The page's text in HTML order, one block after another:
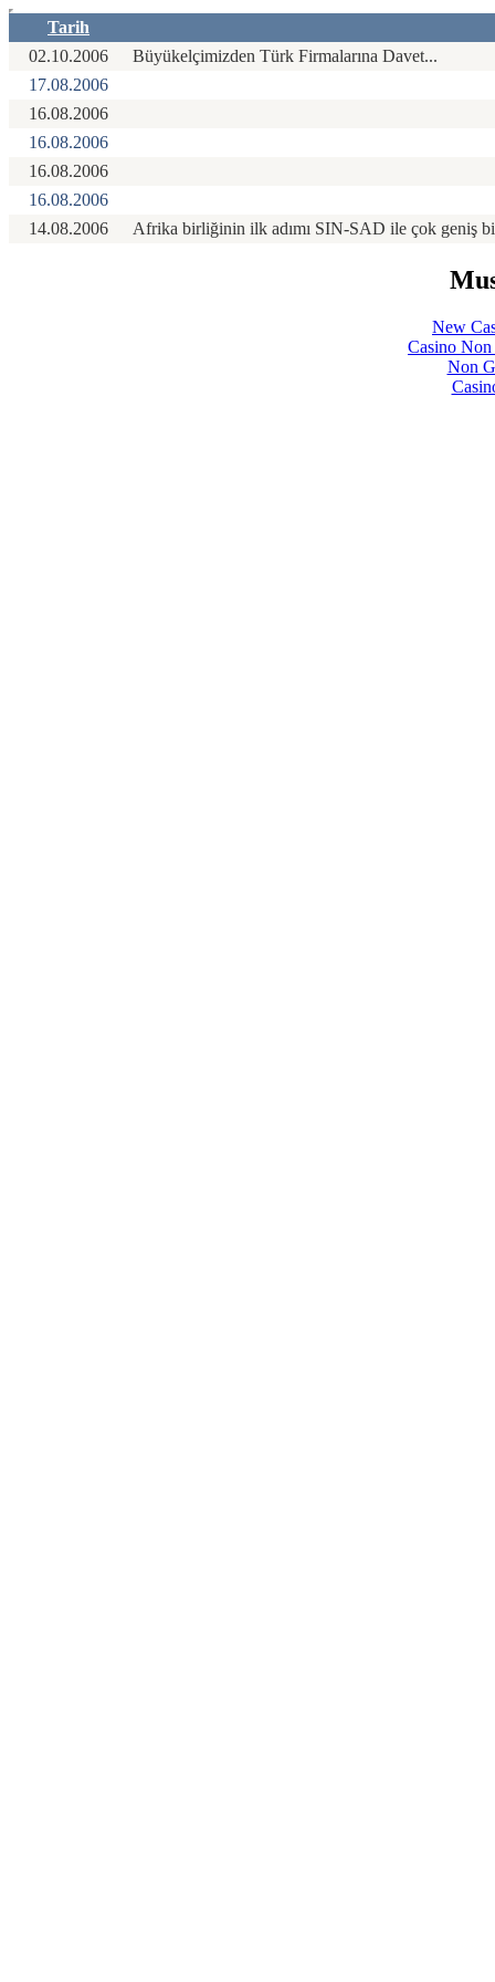
Tarih
02.10.2006
Büyükelçimizden Türk Firmalarına Davet...
17.08.2006
16.08.2006
16.08.2006
16.08.2006
16.08.2006
14.08.2006
Afrika birliğinin ilk adımı SIN-SAD ile çok geniş
New
Casino Non
Non